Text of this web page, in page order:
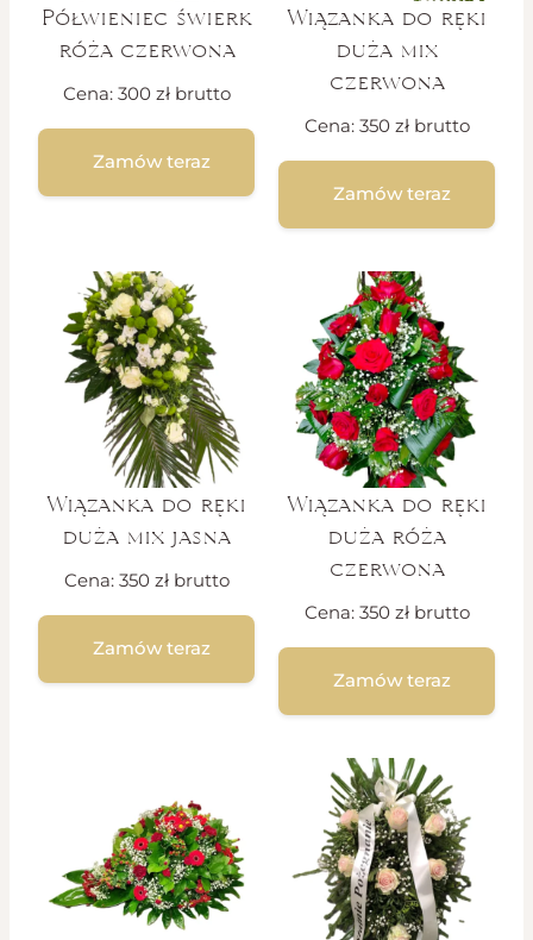
Półwieniec świerk
róża czerwona
Cena: 300 zł brutto
Zamów teraz
Wiązanka do ręki
duża mix
czerwona
Cena: 350 zł brutto
Zamów teraz
Wiązanka do ręki
duża mix jasna
Cena: 350 zł brutto
Zamów teraz
Wiązanka do ręki
duża róża
czerwona
Cena: 350 zł brutto
Zamów teraz